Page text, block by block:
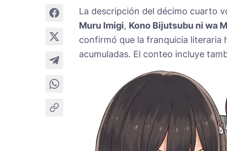
La descripción del décimo cuarto
Muru Imigi, Kono Bijutsubu ni wa
confirmó que la franquicia literaria
acumuladas. El conteo incluye